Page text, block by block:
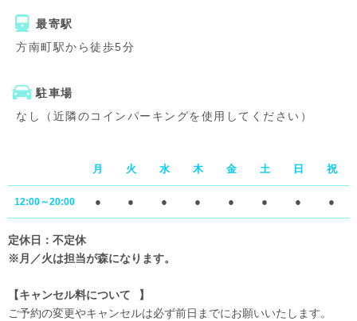
最寄駅
方南町駅から徒歩5分
駐車場
なし（近隣のコインパーキングを使用してください）
月 火 水 木 金 土 日 祝
12:00～20:00 ● ● ● ● ● ● ● ●
定休日：不定休
※月／火は担当が森になります。
【キャンセル料について⠀】
ご予約の変更やキャンセルは必ず前日までにお願いいたします。